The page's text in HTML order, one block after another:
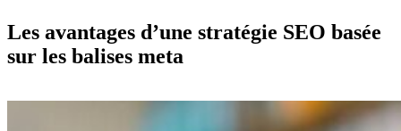
Les avantages d’une stratégie SEO basée
sur les balises meta